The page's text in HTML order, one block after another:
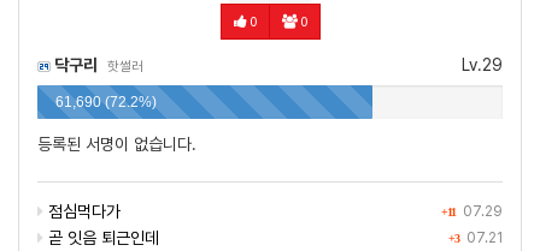
0 0
Lv.29
닥구리 핫썰러
61,690 (72.2%)
등록된 서명이 없습니다.
+11 07.29
점심먹다가
+3 07.21
곧 잇음 퇴근인데